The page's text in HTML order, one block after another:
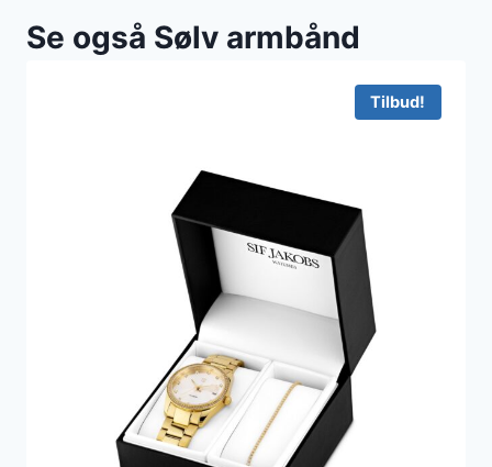
Se også Sølv armbånd
Tilbud!